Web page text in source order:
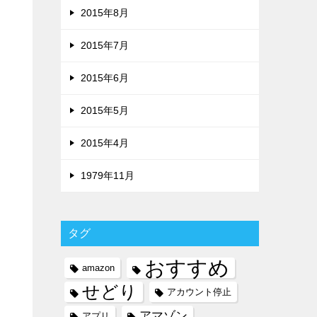
2015年8月
2015年7月
2015年6月
2015年5月
2015年4月
1979年11月
タグ
amazon おすすめ
せどり アカウント停止